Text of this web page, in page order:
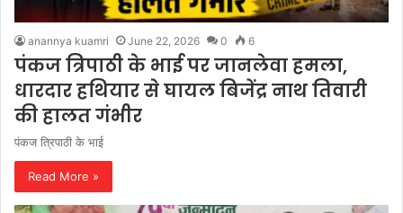
anannya kuamri June 22, 2026 0 6
पंकज त्रिपाठी के भाई पर जानलेवा हमला,
धारदार हथियार से घायल बिजेंद्र नाथ तिवारी
की हालत गंभीर
पंकज त्रिपाठी के भाई
Read More »